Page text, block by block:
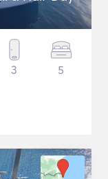
3 5